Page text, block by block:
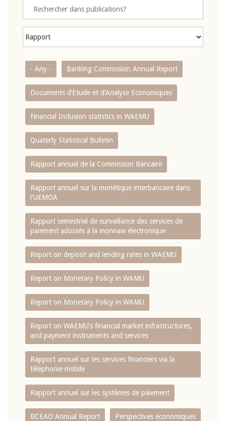
- Any - Banking Commission Annual Report
Documents d’Etude et d’Analyse Economiques
Financial Inclusion statistics in WAEMU
Quaterly Statistical Bulletin
Rapport annuel de la Commission Bancaire
Rapport annuel sur la monétique interbancaire dans
l'UEMOA
Rapport semestriel de surveillance des services de
paiement adossés à la monnaie électronique
Report on deposit and lending rates in WAEMU
Report on Monetary Policy in WAMU
Report on Monetary Policy in WAMU
Report on WAEMU’s financial market infrastructures,
and payment instruments and services
Rapport annuel sur les services financiers via la
téléphonie mobile
Rapport annuel sur les systèmes de paiement
BCEAO Annual Report Perspectives économiques